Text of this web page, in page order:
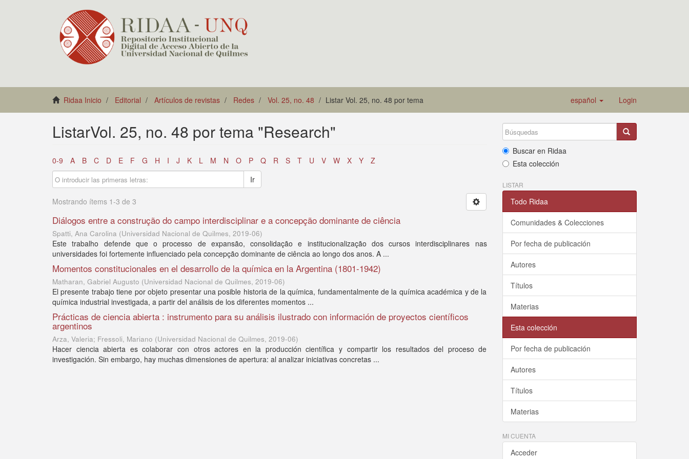
Ridaa Inicio Editorial Artículos de revistas Redes Vol. 25, no. 48 Listar Vol. 25, no. 48 por tema español Login
ListarVol. 25, no. 48 por tema "Research"
0-9 A B C D E F G H I J K L M N O P Q R S T U V W X Y
Z
Ir
Mostrando ítems 1-3 de 3
Diálogos entre a construção do campo interdisciplinar e a concepção dominante de ciência
Spatti, Ana Carolina (Universidad Nacional de Quilmes, 2019-06)
Este trabalho defende que o processo de expansão, consolidação e institucionalização dos cursos interdisciplinares nas
universidades foi fortemente influenciado pela concepção dominante de ciência ao longo dos anos. A ...
Momentos constitucionales en el desarrollo de la química en la Argentina (1801-1942)
Matharan, Gabriel Augusto (Universidad Nacional de Quilmes, 2019-06)
El presente trabajo tiene por objeto presentar una posible historia de la química, fundamentalmente de la química académica y de la
química industrial investigada, a partir del análisis de los diferentes momentos ...
Prácticas de ciencia abierta : instrumento para su análisis ilustrado con información de proyectos científicos
argentinos
Arza, Valeria; Fressoli, Mariano (Universidad Nacional de Quilmes, 2019-06)
Hacer ciencia abierta es colaborar con otros actores en la producción científica y compartir los resultados del proceso de
investigación. Sin embargo, hay muchas dimensiones de apertura: al analizar iniciativas concretas ...
Buscar en Ridaa
Esta colección
LISTAR
Todo Ridaa
Comunidades & Colecciones
Por fecha de publicación
Autores
Títulos
Materias
Esta colección
Por fecha de publicación
Autores
Títulos
Materias
MI CUENTA
Acceder